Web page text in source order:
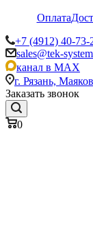
Оплата
+7 (4912) 40-73-
sales@tek-
канал в MAX
г. Рязань,
Заказать звонок
0